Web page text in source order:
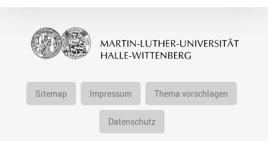
Sitemap Impressum Thema vorschlagen
Datenschutz